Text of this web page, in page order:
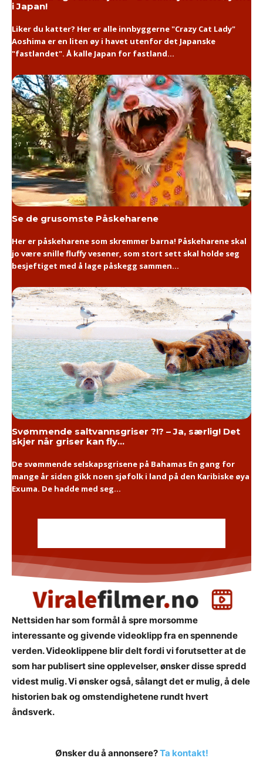
i Japan!
Liker du katter? Her er alle innbyggerne "Crazy Cat Lady"
Aoshima er en liten øy i havet utenfor det Japanske
"fastlandet". Å kalle Japan for fastland...
Se de grusomste Påskeharene
Her er påskeharene som skremmer barna! Påskeharene skal
jo være snille fluffy vesener, som stort sett skal holde seg
besjeftiget med å lage påskegg sammen...
Svømmende saltvannsgriser ?!? – Ja, særlig! Det
skjer når griser kan fly…
De svømmende selskapsgrisene på Bahamas En gang for
mange år siden gikk noen sjøfolk i land på den Karibiske øya
Exuma. De hadde med seg...
Nettsiden har som formål å spre morsomme
interessante og givende videoklipp fra en spennende
verden. Videoklippene blir delt fordi vi forutsetter at de
som har publisert sine opplevelser, ønsker disse spredd
videst mulig. Vi ønsker også, sålangt det er mulig, å dele
historien bak og omstendighetene rundt hvert
åndsverk.
Ønsker du å annonsere?Ta kontakt!